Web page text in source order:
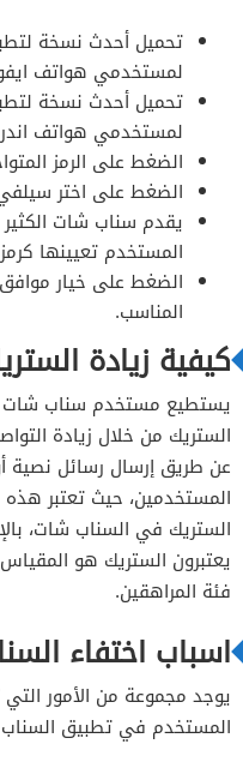
تحميل أحدث نسخة
لمستخدمي هواتف
تحميل أحدث نسخة
لمستخدمي هواتف
الضغط على الرمز
الضغط على اختر
يقدم سناب شات الكثير
المستخدم تعيينها
الضغط على خيار
المناسب.
كيفية زيادة
يستطيع مستخدم سناب شات
الستريك من خلال زيادة
عن طريق إرسال رسائل نصية
المستخدمين، حيث تعتبر
الستريك في السناب شات،
يعتبرون الستريك هو
فئة المراهقين.
اسباب اختفاء
يوجد مجموعة من الأمور
المستخدم في تطبيق